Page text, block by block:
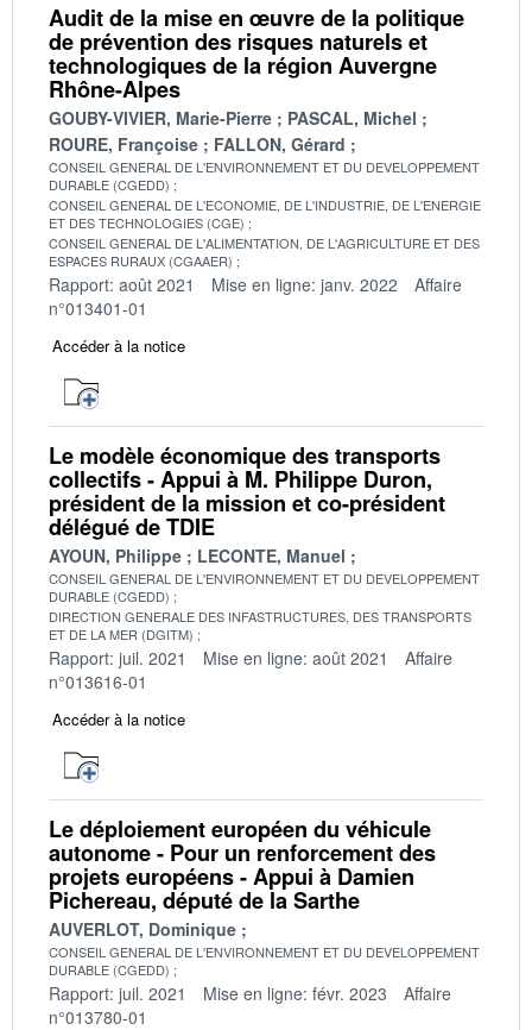
Audit de la mise en œuvre de la politique
de prévention des risques naturels et
technologiques de la région Auvergne
Rhône-Alpes
GOUBY-VIVIER, Marie-Pierre
PASCAL, Michel
ROURE, Françoise
FALLON, Gérard
CONSEIL GENERAL DE L'ENVIRONNEMENT ET DU DEVELOPPEMENT
DURABLE (CGEDD)
CONSEIL GENERAL DE L'ECONOMIE, DE L'INDUSTRIE, DE L'ENERGIE
ET DES TECHNOLOGIES (CGE)
CONSEIL GENERAL DE L'ALIMENTATION, DE L'AGRICULTURE ET DES
ESPACES RURAUX (CGAAER)
Rapport: août 2021 Mise en ligne: janv. 2022
Affaire
n°013401-01
Accéder à la notice
Le modèle économique des transports
collectifs - Appui à M. Philippe Duron,
président de la mission et co-président
délégué de TDIE
AYOUN, Philippe LECONTE, Manuel
CONSEIL GENERAL DE L'ENVIRONNEMENT ET DU DEVELOPPEMENT
DURABLE (CGEDD)
DIRECTION GENERALE DES INFASTRUCTURES, DES TRANSPORTS
ET DE LA MER (DGITM)
Rapport: juil. 2021 Mise en ligne: août 2021
Affaire
n°013616-01
Accéder à la notice
Le déploiement européen du véhicule
autonome - Pour un renforcement des
projets européens - Appui à Damien
Pichereau, député de la Sarthe
AUVERLOT, Dominique
CONSEIL GENERAL DE L'ENVIRONNEMENT ET DU DEVELOPPEMENT
DURABLE (CGEDD)
Rapport: juil. 2021 Mise en ligne: févr. 2023
Affaire
n°013780-01